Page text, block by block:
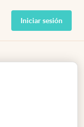
Iniciar sesión